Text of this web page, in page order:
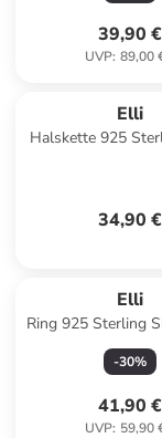
39,90 €
UVP: 89,00
Elli
Halskette 925
34,90 €
Elli
Ring 925 Sterling
Ring Set in
-30%
41,90 €
UVP: 59,90